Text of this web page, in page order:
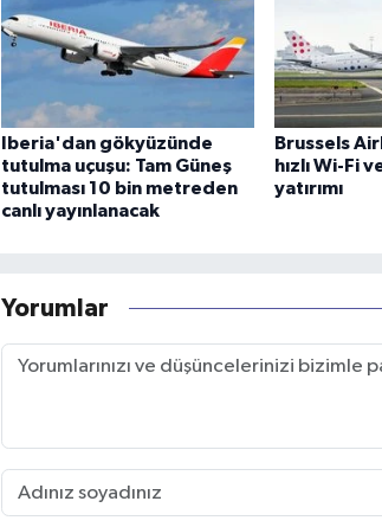
Iberia'dan gökyüzünde
tutulma uçuşu: Tam Güneş
tutulması 10 bin metreden
canlı yayınlanacak
Brussels
hızlı Wi-Fi
yatırımı
Yorumlar